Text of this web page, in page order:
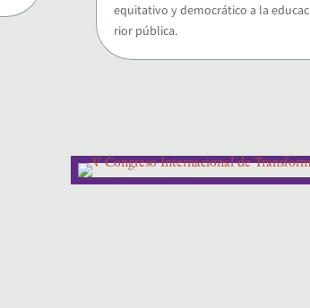
equi­ta­ti­vo y demo­crá­ti­co a la
rior pública.